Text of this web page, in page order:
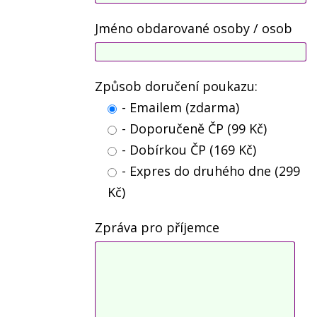
Jméno obdarované osoby / osob
Způsob doručení poukazu:
- Emailem (zdarma)
- Doporučeně ČP (99 Kč)
- Dobírkou ČP (169 Kč)
- Expres do druhého dne (299
Kč)
Zpráva pro příjemce